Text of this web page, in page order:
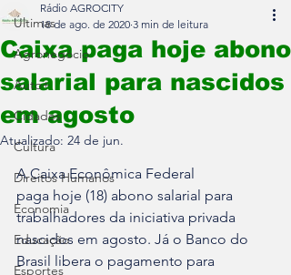
Últimas
Agronegócio
Auto+
Cidades
Cultura
Direitos Humanos
Economia
Educação
Esportes
Caixa paga hoje abono
salarial para nascidos
em agosto
Rádio AGROCITY
18 de ago. de 2020 3 min de leitura
Atualizado: 24 de jun.
A Caixa Econômica Federal
paga hoje (18) abono salarial para
trabalhadores da iniciativa privada
nascidos em agosto. Já o Banco do
Brasil libera o pagamento para